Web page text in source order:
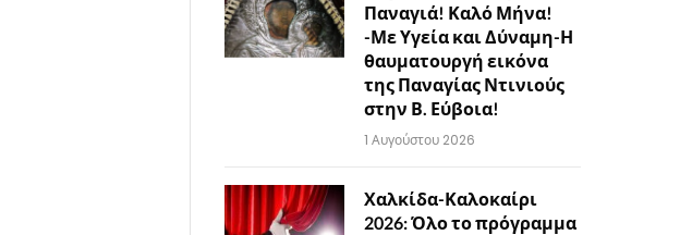
Παναγιά! Καλό Μήνα!
-Με Υγεία και Δύναμη-Η
θαυματουργή εικόνα
της Παναγίας Ντινιούς
στην Β. Εύβοια!
1 Αυγούστου 2026
Χαλκίδα-Καλοκαίρι
2026: Όλο το πρόγραμμα